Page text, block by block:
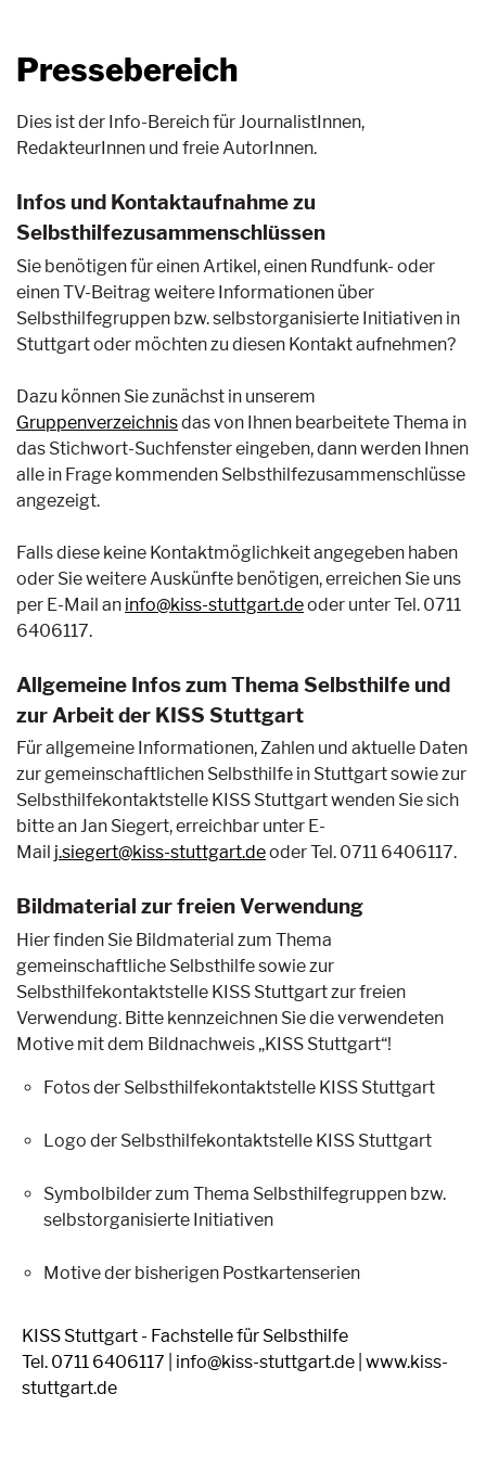
Pressebereich
Dies ist der Info-Bereich für JournalistInnen,
RedakteurInnen und freie AutorInnen.
Infos und Kontaktaufnahme zu
Selbsthilfezusammenschlüssen
Sie benötigen für einen Artikel, einen Rundfunk- oder
einen TV-Beitrag weitere Informationen über
Selbsthilfegruppen bzw. selbstorganisierte Initiativen in
Stuttgart oder möchten zu diesen Kontakt aufnehmen?
Dazu können Sie zunächst in unserem
Gruppenverzeichnisdas von Ihnen bearbeitete Thema in
das Stichwort-Suchfenster eingeben, dann werden Ihnen
alle in Frage kommenden Selbsthilfezusammenschlüsse
angezeigt.
Falls diese keine Kontaktmöglichkeit angegeben haben
oder Sie weitere Auskünfte benötigen, erreichen Sie uns
per E-Mail an info@kiss-stuttgart.deoder unter Tel. 0711
6406117.
Allgemeine Infos zum Thema Selbsthilfe und
zur Arbeit der KISS Stuttgart
Für allgemeine Informationen, Zahlen und aktuelle Daten
zur gemeinschaftlichen Selbsthilfe in Stuttgart sowie zur
Selbsthilfekontaktstelle KISS Stuttgart wenden Sie sich
bitte an Jan Siegert, erreichbar unter E-
Mail j.siegert@kiss-stuttgart.deoder Tel. 0711 6406117.
Bildmaterial zur freien Verwendung
Hier finden Sie Bildmaterial zum Thema
gemeinschaftliche Selbsthilfe sowie zur
Selbsthilfekontaktstelle KISS Stuttgart zur freien
Verwendung. Bitte kennzeichnen Sie die verwendeten
Motive mit dem Bildnachweis „KISS Stuttgart“!
Fotos der Selbsthilfekontaktstelle KISS Stuttgart
Logo der Selbsthilfekontaktstelle KISS Stuttgart
Symbolbilder zum Thema Selbsthilfegruppen bzw.
selbstorganisierte Initiativen
Motive der bisherigen Postkartenserien
KISS Stuttgart - Fachstelle für Selbsthilfe
Tel. 0711 6406117 | info@kiss-stuttgart.de | www.kiss-
stuttgart.de